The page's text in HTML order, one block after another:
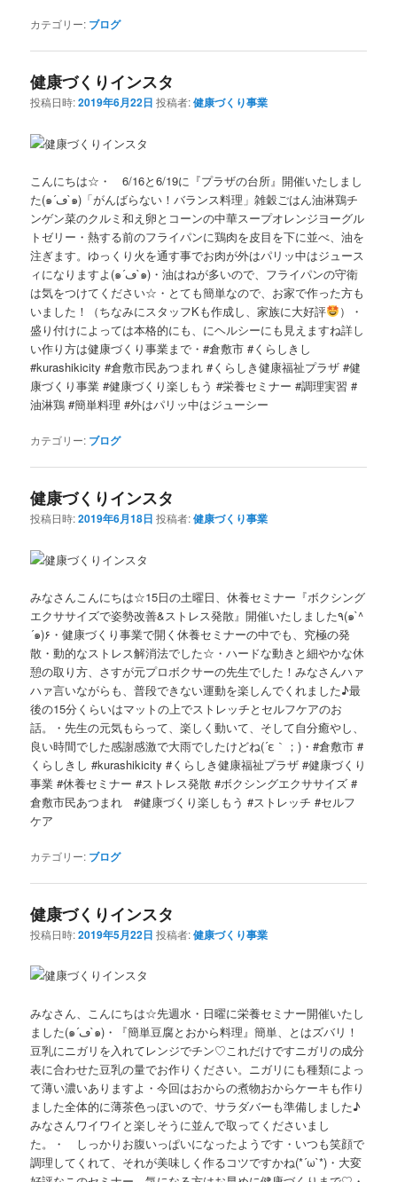
カテゴリー: ブログ
健康づくりインスタ
投稿日時:2019年6月22日 投稿者:健康づくり事業
こんにちは☆・ 6/16と6/19に『プラザの台所』開催いたしまし
た(๑´ڡ`๑)「がんばらない！バランス料理」雑穀ごはん油淋鶏チ
ンゲン菜のクルミ和え卵とコーンの中華スープオレンジヨーグル
トゼリー・熱する前のフライパンに鶏肉を皮目を下に並べ、油を
注ぎます。ゆっくり火を通す事でお肉が外はパリッ中はジュース
ィになりますよ(๑´ڡ`๑)・油はねが多いので、フライパンの守衛
は気をつけてください☆・とても簡単なので、お家で作った方も
いました！（ちなみにスタッフKも作成し、家族に大好評
）・
盛り付けによっては本格的にも、にヘルシーにも見えますね詳し
い作り方は健康づくり事業まで・#倉敷市 #くらしきし
#kurashikicity #倉敷市民あつまれ #くらしき健康福祉プラザ #健
康づくり事業 #健康づくり楽しもう #栄養セミナー #調理実習 #
油淋鶏 #簡単料理 #外はパリッ中はジューシー
カテゴリー: ブログ
健康づくりインスタ
投稿日時:2019年6月18日 投稿者:健康づくり事業
みなさんこんにちは☆15日の土曜日、休養セミナー『ボクシング
エクササイズで姿勢改善&ストレス発散』開催いたしました٩(๑`^
´๑)۶・健康づくり事業で開く休養セミナーの中でも、究極の発
散・動的なストレス解消法でした☆・ハードな動きと細やかな休
憩の取り方、さすが元プロボクサーの先生でした！みなさんハァ
ハァ言いながらも、普段できない運動を楽しんでくれました♪最
後の15分くらいはマットの上でストレッチとセルフケアのお
話。・先生の元気もらって、楽しく動いて、そして自分癒やし、
良い時間でした感謝感激で大雨でしたけどね(´ε｀；)・#倉敷市 #
くらしきし #kurashikicity #くらしき健康福祉プラザ #健康づくり
事業 #休養セミナー #ストレス発散 #ボクシングエクササイズ #
倉敷市民あつまれ #健康づくり楽しもう #ストレッチ #セルフ
ケア
カテゴリー: ブログ
健康づくりインスタ
投稿日時:2019年5月22日 投稿者:健康づくり事業
みなさん、こんにちは☆先週水・日曜に栄養セミナー開催いたし
ました(๑´ڡ`๑)・『簡単豆腐とおから料理』簡単、とはズバリ！
豆乳にニガリを入れてレンジでチン♡これだけですニガリの成分
表に合わせた豆乳の量でお作りください。ニガリにも種類によっ
て薄い濃いありますよ・今回はおからの煮物おからケーキも作り
ました全体的に薄茶色っぽいので、サラダバーも準備しました♪
みなさんワイワイと楽しそうに並んで取ってくださいまし
た。・ しっかりお腹いっぱいになったようです・いつも笑顔で
調理してくれて、それが美味しく作るコツですかね(*´ω`*)・大変